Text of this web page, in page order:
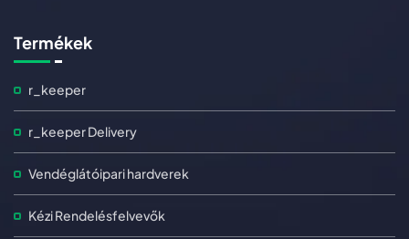
Termékek
r_keeper
r_keeper Delivery
Vendéglátóipari hardverek
Kézi Rendelésfelvevők